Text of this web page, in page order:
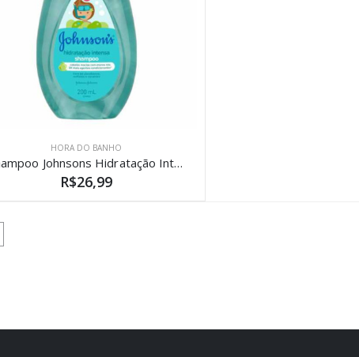
HORA DO BANHO
Shampoo Johnsons Hidratação Intensa 200ml
R$26,99